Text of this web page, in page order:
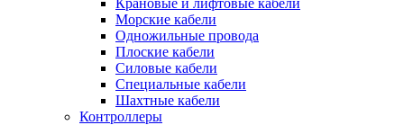
Крановые и лифтовые кабели
Морские кабели
Одножильные провода
Плоские кабели
Силовые кабели
Специальные кабели
Шахтные кабели
Контроллеры